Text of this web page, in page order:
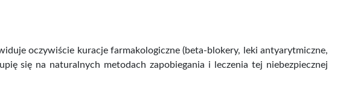
oczywiście kuracje farmakologiczne (beta-blokery, leki antyarytmiczne,
się na naturalnych metodach zapobiegania i leczenia tej niebezpiecznej